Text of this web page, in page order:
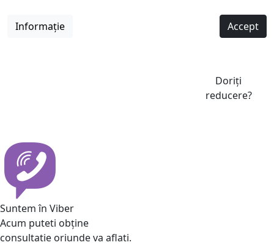
Informație Accept
Doriți
reducere?
Suntem în Viber
Acum puteti obține
consultatie oriunde va aflati.